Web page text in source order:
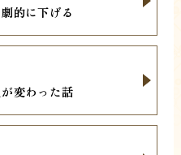
的に下げる
変わった話